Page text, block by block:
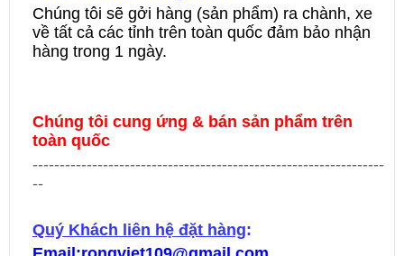
Chúng tôi sẽ gởi hàng (sản phẩm) ra chành, xe
về tất cả các tỉnh trên toàn quốc đảm bảo nhận
hàng trong 1 ngày.
Chúng tôi cung ứng & bán sản phẩm trên
toàn quốc
-----------------------------------------------------------------
--
Quý Khách liên hệ đặt hàng: